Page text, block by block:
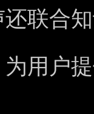
联合
用户